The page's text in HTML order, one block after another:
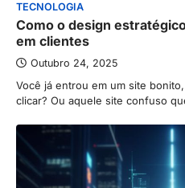
TECNOLOGIA
Como o design
em clientes
Outubro 24, 2025
Você já entrou em um site
clicar? Ou aquele site confuso